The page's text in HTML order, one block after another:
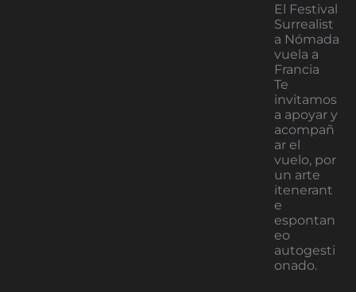
El Festival
Surrealist
a Nómada
vuela a
Francia
Te
invitamos
a apoyar y
acompañ
ar el
vuelo, por
un arte
itenerant
e
espontan
eo
autogesti
onado.